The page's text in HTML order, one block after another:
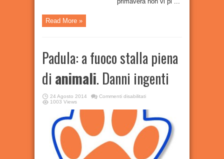
Read More »
Padula: a fuoco stalla piena
di animali. Danni ingenti
24 Agosto 2014 Commenti disabilitatisu
fuoco
stalla
piena
di
animali
Danni
ingenti
1003 Views